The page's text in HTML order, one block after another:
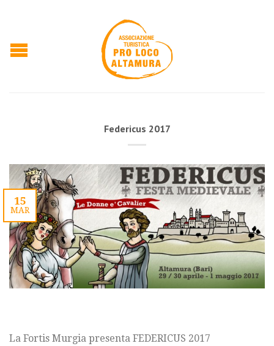
Federicus 2017
15
MAR
La Fortis Murgia presenta FEDERICUS 2017